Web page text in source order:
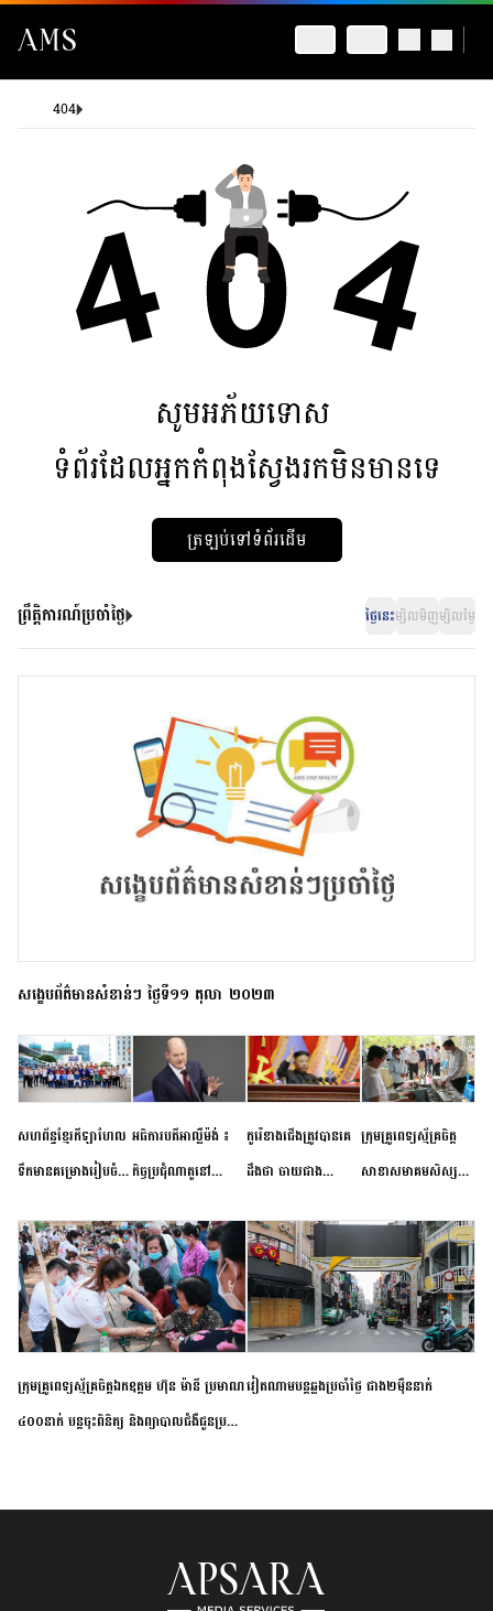
404
សូមអភ័យទោស
ទំព័រដែលអ្នកកំពុងស្វែងរកមិនមានទេ
ត្រឡប់ទៅទំព័រដើម
ព្រឹត្តិការណ៍ប្រចាំថ្ងៃ ថ្ងៃនេះម្សិលមិញម្សិលម្ងៃ
សង្ខេបព័ត៌មានសំខាន់ៗ ថ្ងៃទី១១ តុលា ២០២៣
សហព័ន្ធខ្មែរកីឡាហែល
ទឹកមានគម្រោងរៀបចំ
កម្រិតបឋម ដល់ឧត្តម
សិក្សានាពេលខាងមុខ
អធិការបតីអាល្លឺម៉ង់ ៖
កិច្ចប្រជុំណាតូនៅ
ខាងមុខនឹងបញ្ជូនសញ្ញា
នៃភាពស្អិតរមួត និង
ការប្តេជ្ញាចិត្ត
កូរ៉េខាងជើងត្រូវបានគេ
ដឹងថា ចាយជាង
អភិវឌ្ឍន៍នុយក្លេអ៊ែរ
ក្រុមគ្រូពេទ្យស្ម័គ្រចិត្ត
សាខាសមាគមសិស្ស
ខេត្តកំពង់ចាម ចុះពិនិត្យ
ពិគ្រោះជំងឺទូទៅ និងផ្តល់
ថ្នាំពេទ្យជូនប្រជាពលរដ្ឋ
រស់នៅសង្កាត់បឹងកុក
ក្រុមគ្រូពេទ្យស្ម័គ្រចិត្តឯកឧត្តម ហ៊ុន ម៉ានី ប្រមាណ
៤០០នាក់ បន្តចុះពិនិត្យ និងព្យាបាលជំងឺជូនប្រជា
វៀតណាម​បន្ត​ឆ្លង​ប្រចាំថ្ងៃ​ ​ជាង​២​ម៉ឺន​នាក់​